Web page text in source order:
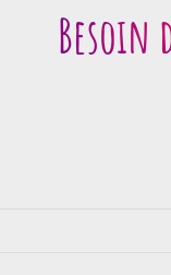
Besoin